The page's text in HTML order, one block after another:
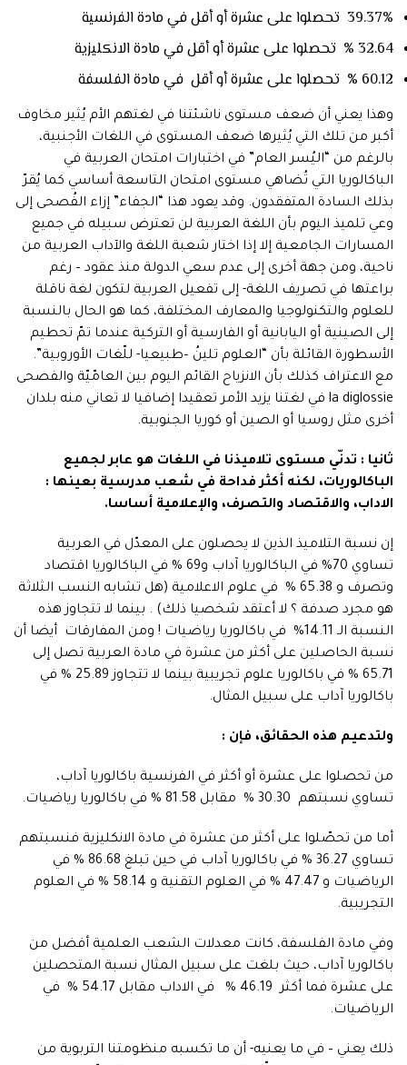
39.37% تحصلوا على عشرة أو أقل في مادة الفرنسية
32.64 % تحصلوا على عشرة أو أقل في مادة الانكليزية
60.12 % تحصلوا على عشرة أو أقل في مادة الفلسفة
وهذا يعني أن ضعف مستوى ناشئتنا في لغتهم الأم يُثير مخاوف
أكبر من تلك التي يُثيرها ضعف المستوى في اللغات الأجنبية،
بالرغم من “اليُسر العام” في اختبارات امتحان العربية في
الباكالوريا التي تُضاهي مستوى امتحان التاسعة أساسي كما يُقرّ
بذلك السادة المتفقدون. وقد يعود هذا “الجفاء” إزاء الفُصحى إلى
وعي تلميذ اليوم بأن اللغة العربية لن تعترض سبيله في جميع
المسارات الجامعية إلا إذا اختار شعبة اللغة والآداب العربية من
ناحية، ومن جهة أخرى إلى عدم سعي الدولة منذ عقود – رغم
براعتها في تصريف اللغة- إلى تفعيل العربية لتكون لغة ناقلة
للعلوم والتكنولوجيا والمعارف المختلفة، كما هو الحال بالنسبة
إلى الصينية أو اليابانية أو الفارسية أو التركية عندما تمّ تحطيم
الأسطورة القائلة بأن “العلوم تلينُ –طبيعيا- للّغات الأوروبية”.
مع الاعتراف كذلك بأن الانزياح القائم اليوم بين العامّيّة والفصحى
la diglossie في لغتنا يزيد الأمر تعقيدا إضافيا لا تعاني منه بلدان
أخرى مثل روسيا أو الصين أو كوريا الجنوبية.
ثانيا : تدنّي مستوى تلاميذنا في اللغات هو عابر لجميع
الباكالوريات، لكنه أكثر فداحة في شعب مدرسية بعينها :
الاداب، والاقتصاد والتصرف، والإعلامية أساسا.
إن نسبة التلاميذ الذين لا يحصلون على المعدّل في العربية
تساوي 70% في الباكالوريا آداب و69 % في الباكالوريا اقتصاد
وتصرف و 65.38 % في علوم الاعلامية (هل تشابه النسب الثلاثة
هو مجرد صدفة ؟ لا أعتقد شخصيا ذلك) . بينما لا تتجاوز هذه
النسبة الـ 14.11% في باكالوريا رياضيات ! ومن المفارقات أيضا أن
نسبة الحاصلين على أكثر من عشرة في مادة العربية تصل إلى
65.71 % في باكالوريا علوم تجريبية بينما لا تتجاوز 25.89 % في
باكالوريا آداب على سبيل المثال.
ولتدعيم هذه الحقائق، فإن :
من تحصلوا على عشرة أو أكثر في الفرنسية باكالوريا آداب،
تساوي نسبتهم 30.30 % مقابل 81.58 % في باكالوريا رياضيات.
أما من تحصّلوا على أكثر من عشرة في مادة الانكليزية فنسبتهم
تساوي 36.27 % في باكالوريا آداب في حين تبلغ 86.68 % في
الرياضيات و 47.47 % في العلوم التقنية و 58.14 % في العلوم
التجريبية.
وفي مادة الفلسفة، كانت معدلات الشعب العلمية أفضل من
باكالوريا آداب، حيث بلغت على سبيل المثال نسبة المتحصلين
على عشرة فما أكثر 46.19 % في الاداب مقابل 54.17 % في
الرياضيات.
ذلك يعني – في ما يعنيه- أن ما تكسبه منظومتنا التربوية من